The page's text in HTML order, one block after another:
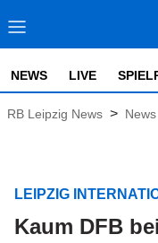
NEWS LIVE
RB Leipzig News > News
LEIPZIG
Kaum DFB